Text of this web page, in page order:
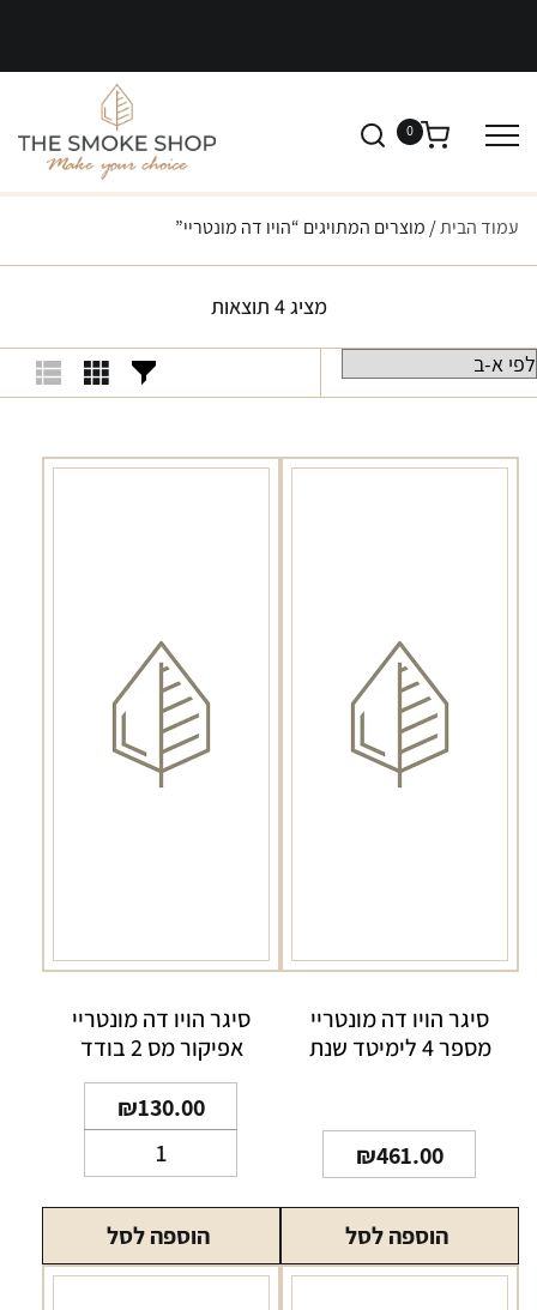
0
עמוד הבית/ מוצרים המתויגים “הויו דה מונטריי”
מציג 4 תוצאות
סיגר הויו דה מונטריי
מספר 4 לימיטד שנת
₪461.00
הוספה לסל
סיגר הויו דה מונטריי
אפיקור מס 2 בודד
₪130.00
של
סיגר
דה
הוספה לסל